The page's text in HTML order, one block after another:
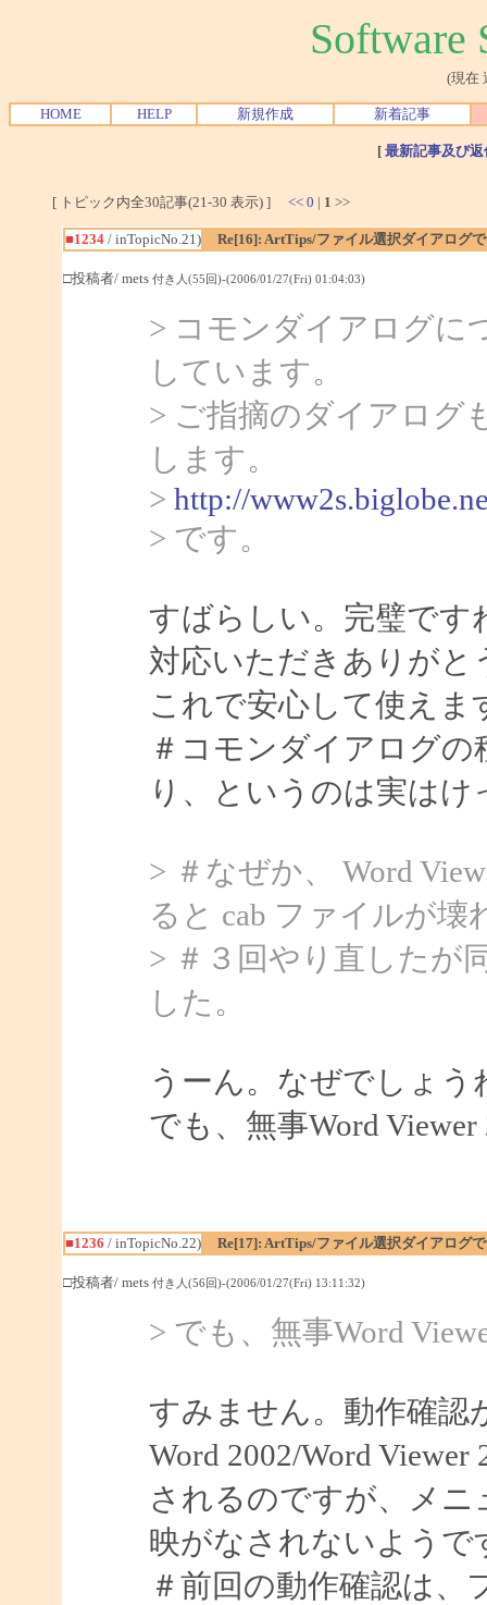
Software
(現在
HOME HELP 新規作成 新着記事
[ 最新記事及び
[ トピック内全30記事(21-30 表示) ] << 0 | 1 >>
■1234/ inTopicNo.21) Re[16]: ArtTips/ファイル選択ダイアログ
□投稿者/ mets 付き人(55回)-(2006/01/27(Fri) 01:04:03)
> コモンダイアログに
しています。
> ご指摘のダイアログ
します。
> http://
> です。
すばらしい。完璧です
対応いただきありがと
これで安心して使えま
＃コモンダイアログ
り、というのは実は
> ＃なぜか、 Word
ると cab ファイルが
> ＃３回やり直したが
した。
うーん。なぜでしょう
でも、無事Word
■1236 / inTopicNo.22) Re[17]: ArtTips/ファイル選択ダイアログ
□投稿者/ mets 付き人(56回)-(2006/01/27(Fri) 13:11:32)
> でも、無事Word
すみません。動作確認
Word 2002/Word
されるのですが、メ
映がなされないようで
＃前回の動作確認は